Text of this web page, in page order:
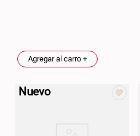
Agregar al carro +
Nuevo